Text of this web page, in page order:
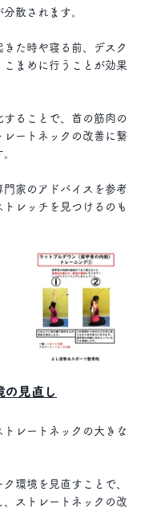
分散されます。
きた時や寝る前、デスク
こまめに行うことが効果
することで、首の筋肉の
レートネックの改善に繋
門家のアドバイスを参考
レッチを見つけるのも
の見直し
トレートネックの大きな
環境を見直すことで、
、ストレートネックの改